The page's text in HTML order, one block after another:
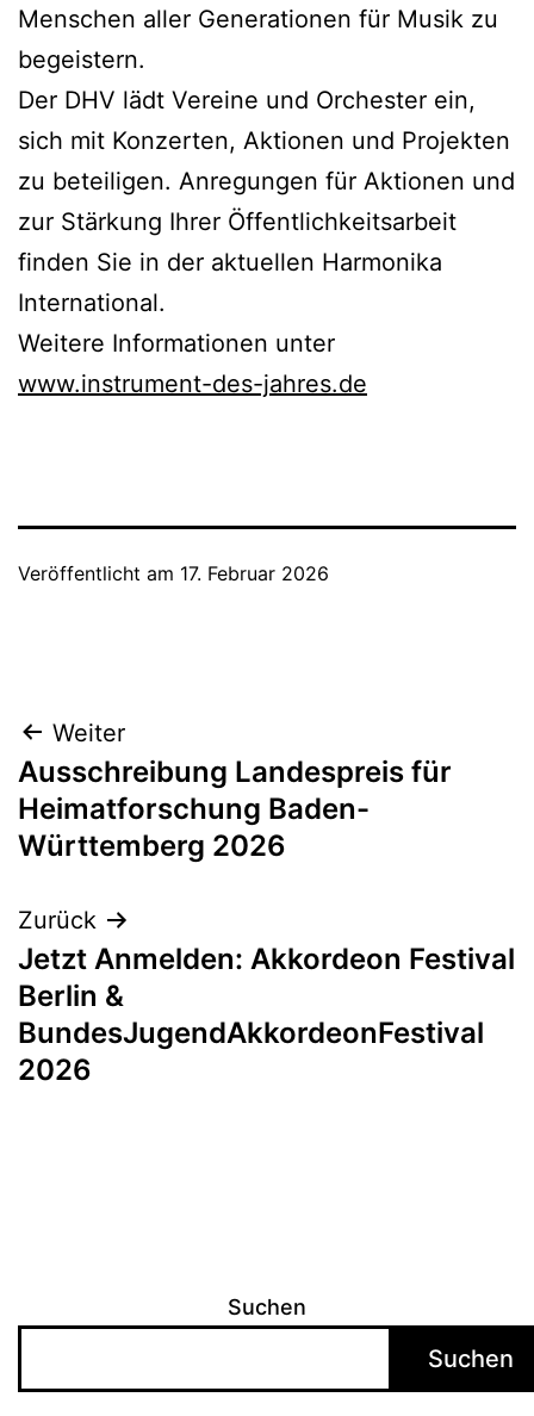
Menschen aller Generationen für Musik zu
begeistern.
Der DHV lädt Vereine und Orchester ein,
sich mit Konzerten, Aktionen und Projekten
zu beteiligen. Anregungen für Aktionen und
zur Stärkung Ihrer Öffentlichkeitsarbeit
finden Sie in der aktuellen Harmonika
International.
Weitere Informationen unter
www.instrument-des-jahres.de
Veröffentlicht am 17. Februar 2026
Beitragsnavigation
Weiter
Ausschreibung Landespreis für
Heimatforschung Baden-
Württemberg 2026
Zurück
Jetzt Anmelden: Akkordeon Festival
Berlin &
BundesJugendAkkordeonFestival
2026
Suchen
Suchen